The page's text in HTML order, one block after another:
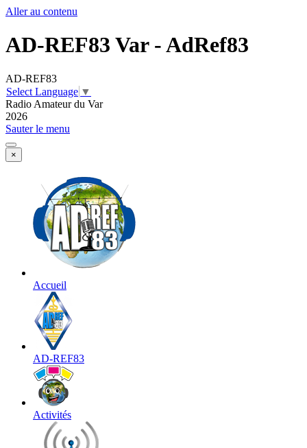
Aller au contenu
AD-REF83 Var - AdRef83
AD-REF83
Select Language ▼
Radio Amateur du Var
2026
Sauter le menu
×
Accueil
AD-REF83
Activités